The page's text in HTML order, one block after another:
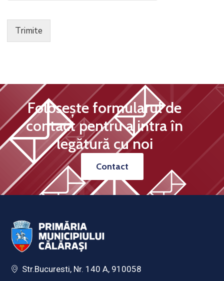
Trimite
Folosește formularul de
contact pentru a intra în
legătură cu noi
Contact
Str.Bucuresti, Nr. 140 A, 910058